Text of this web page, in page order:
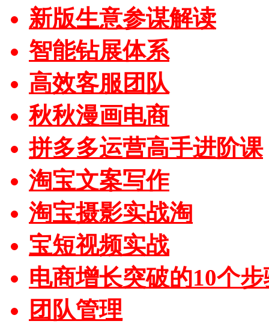
新版生意参谋解读
智能钻展体系
高效客服团队
秋秋漫画电商
拼多多运营高手进阶课
淘宝文案写作
淘宝摄影实战淘
宝短视频实战
电商增长突破的10个
团队管理